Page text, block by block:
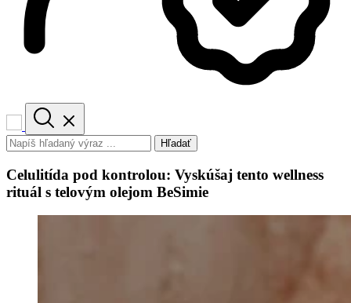
Hľadať
Celulitída pod kontrolou: Vyskúšaj tento wellness
rituál s telovým olejom BeSimie